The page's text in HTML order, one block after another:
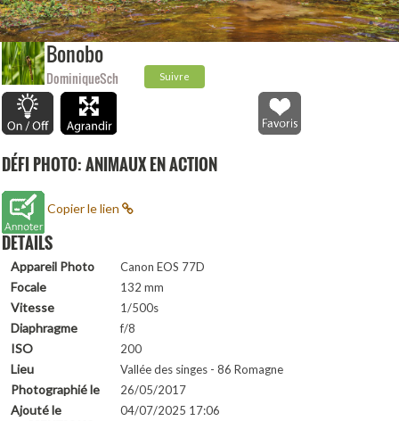
Bonobo
DominiqueSch Suivre
DÉFI PHOTO: ANIMAUX EN ACTION
Copier le lien
DETAILS
Appareil Photo Canon EOS 77D
Focale 132 mm
Vitesse 1/500s
Diaphragme f/8
ISO 200
Lieu Vallée des singes - 86 Romagne
Photographié le 26/05/2017
Ajouté le 04/07/2025 17:06